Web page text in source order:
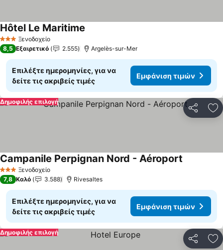
3 ΑστέριαΞενοδοχείο
Hôtel Le Maritime
8,5 Εξαιρετικό 2.555 Argelès-sur-Mer
Επιλέξτε ημερομηνίες, για να
δείτε τις ακριβείς τιμές
Εμφάνιση τιμών
Δημοφιλής επιλογή
3 ΑστέριαΞενοδοχείο
Campanile Perpignan Nord - Aéroport
7,8 Καλό 3.588 Rivesaltes
Επιλέξτε ημερομηνίες, για να
δείτε τις ακριβείς τιμές
Εμφάνιση τιμών
Δημοφιλής επιλογή